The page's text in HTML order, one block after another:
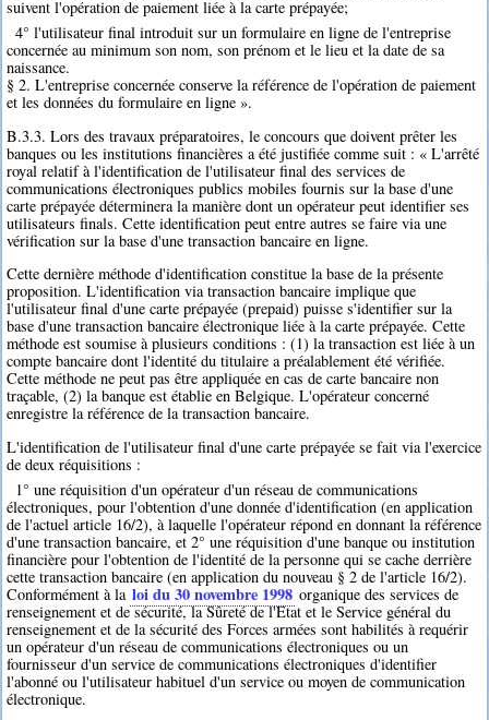
suivent l'opération de paiement liée à la carte prépayée;
4° l'utilisateur final introduit sur un formulaire en ligne de l'entreprise
concernée au minimum son nom, son prénom et le lieu et la date de sa
naissance.
§ 2. L'entreprise concernée conserve la référence de l'opération de paiement
et les données du formulaire en ligne ».
B.3.3. Lors des travaux préparatoires, le concours que doivent prêter les
banques ou les institutions financières a été justifiée comme suit : « L'arrêté
royal relatif à l'identification de l'utilisateur final des services de
communications électroniques publics mobiles fournis sur la base d'une
carte prépayée déterminera la manière dont un opérateur peut identifier ses
utilisateurs finals. Cette identification peut entre autres se faire via une
vérification sur la base d'une transaction bancaire en ligne.
Cette dernière méthode d'identification constitue la base de la présente
proposition. L'identification via transaction bancaire implique que
l'utilisateur final d'une carte prépayée (prepaid) puisse s'identifier sur la
base d'une transaction bancaire électronique liée à la carte prépayée. Cette
méthode est soumise à plusieurs conditions : (1) la transaction est liée à un
compte bancaire dont l'identité du titulaire a préalablement été vérifiée.
Cette méthode ne peut pas être appliquée en cas de carte bancaire non
traçable, (2) la banque est établie en Belgique. L'opérateur concerné
enregistre la référence de la transaction bancaire.
L'identification de l'utilisateur final d'une carte prépayée se fait via l'exercice
de deux réquisitions :
1° une réquisition d'un opérateur d'un réseau de communications
électroniques, pour l'obtention d'une donnée d'identification (en application
de l'actuel article 16/2), à laquelle l'opérateur répond en donnant la référence
d'une transaction bancaire, et 2° une réquisition d'une banque ou institution
financière pour l'obtention de l'identité de la personne qui se cache derrière
cette transaction bancaire (en application du nouveau § 2 de l'article 16/2).
Conformément à la loi du 30 novembre 1998 organique des services de
renseignement et de sécurité, la Sûreté de l'Etat et le Service général du
renseignement et de la sécurité des Forces armées sont habilités à requérir
un opérateur d'un réseau de communications électroniques ou un
fournisseur d'un service de communications électroniques d'identifier
l'abonné ou l'utilisateur habituel d'un service ou moyen de communication
électronique.